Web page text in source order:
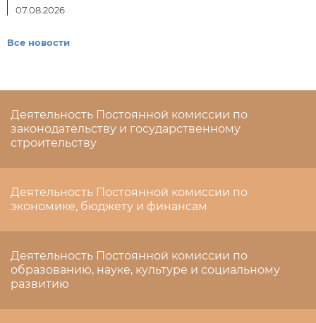
07.08.2026
Все новости
Деятельность Постоянной комиссии по
законодательству и государственному
строительству
Деятельность Постоянной комиссии по
экономике, бюджету и финансам
Деятельность Постоянной комиссии по
образованию, науке, культуре и социальному
развитию